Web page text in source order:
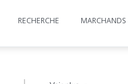
RECHERCHE MARCHANDS